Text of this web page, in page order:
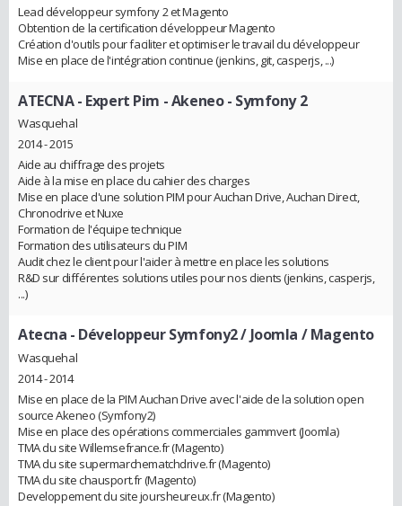
Lead développeur symfony 2 et Magento
Obtention de la certification développeur Magento
Création d'outils pour faciliter et optimiser le travail du développeur
Mise en place de l'intégration continue (jenkins, git, casperjs, ...)
ATECNA- Expert Pim - Akeneo - Symfony 2
Wasquehal
2014 - 2015
Aide au chiffrage des projets
Aide à la mise en place du cahier des charges
Mise en place d'une solution PIM pour Auchan Drive, Auchan Direct,
Chronodrive et Nuxe
Formation de l'équipe technique
Formation des utilisateurs du PIM
Audit chez le client pour l'aider à mettre en place les solutions
R&D sur différentes solutions utiles pour nos clients (jenkins, casperjs,
...)
Atecna - Développeur Symfony2 / Joomla / Magento
Wasquehal
2014 - 2014
Mise en place de la PIM Auchan Drive avec l'aide de la solution open
source Akeneo (Symfony2)
Mise en place des opérations commerciales gammvert (Joomla)
TMA du site Willemsefrance.fr (Magento)
TMA du site supermarchematchdrive.fr (Magento)
TMA du site chausport.fr (Magento)
Developpement du site joursheureux.fr (Magento)